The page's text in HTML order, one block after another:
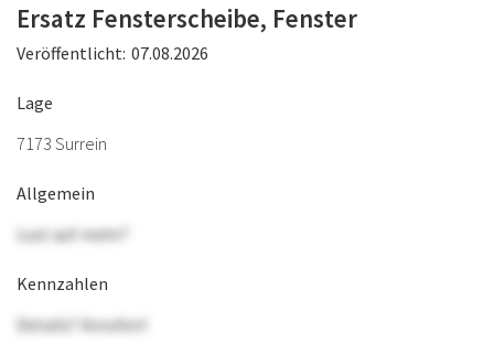
Ersatz Fensterscheibe, Fenster
Veröffentlicht: 07.08.2026
Lage
7173 Surrein
Allgemein
Lust auf mehr?
Kennzahlen
Details? Anrufen!